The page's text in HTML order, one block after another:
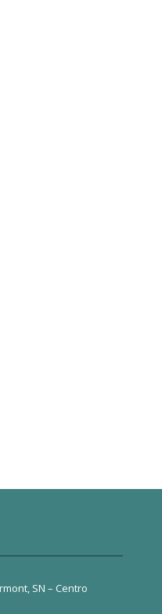
SN – Centro